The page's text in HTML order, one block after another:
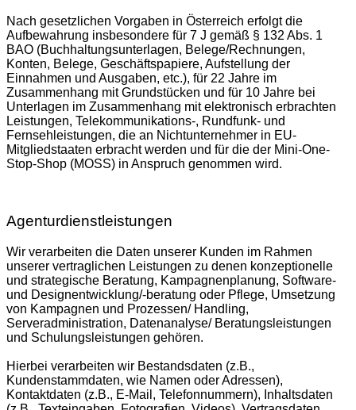
Nach gesetzlichen Vorgaben in Österreich erfolgt die
Aufbewahrung insbesondere für 7 J gemäß § 132 Abs. 1
BAO (Buchhaltungsunterlagen, Belege/Rechnungen,
Konten, Belege, Geschäftspapiere, Aufstellung der
Einnahmen und Ausgaben, etc.), für 22 Jahre im
Zusammenhang mit Grundstücken und für 10 Jahre bei
Unterlagen im Zusammenhang mit elektronisch erbrachten
Leistungen, Telekommunikations-, Rundfunk- und
Fernsehleistungen, die an Nichtunternehmer in EU-
Mitgliedstaaten erbracht werden und für die der Mini-One-
Stop-Shop (MOSS) in Anspruch genommen wird.
Agenturdienstleistungen
Wir verarbeiten die Daten unserer Kunden im Rahmen
unserer vertraglichen Leistungen zu denen konzeptionelle
und strategische Beratung, Kampagnenplanung, Software-
und Designentwicklung/-beratung oder Pflege, Umsetzung
von Kampagnen und Prozessen/ Handling,
Serveradministration, Datenanalyse/ Beratungsleistungen
und Schulungsleistungen gehören.
Hierbei verarbeiten wir Bestandsdaten (z.B.,
Kundenstammdaten, wie Namen oder Adressen),
Kontaktdaten (z.B., E-Mail, Telefonnummern), Inhaltsdaten